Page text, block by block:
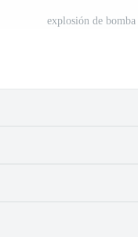
explosión de